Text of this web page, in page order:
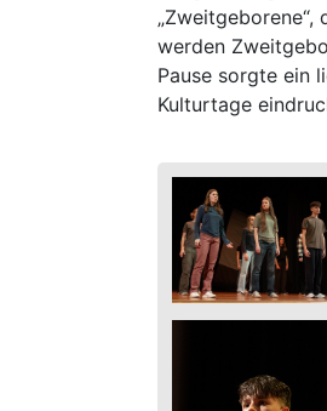
werden
Pause sorgte ein
Kulturtage